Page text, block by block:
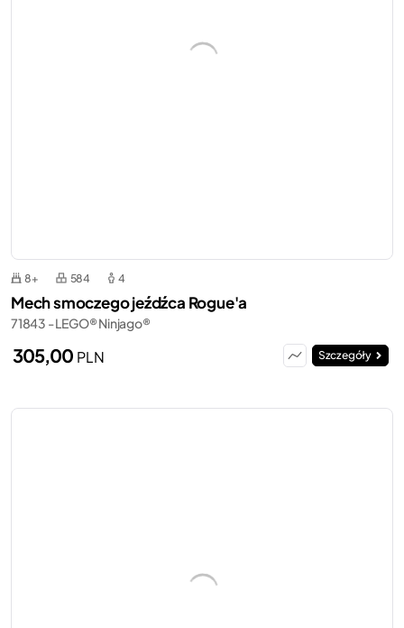
8+ 584 4
Mech smoczego jeźdźca Rogue'a
71843 - LEGO® Ninjago®
305,00 PLN Szczegóły